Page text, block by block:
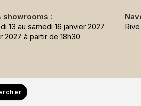
showrooms :
13 au samedi 16 janvier 2027
2027 à partir de 18h30